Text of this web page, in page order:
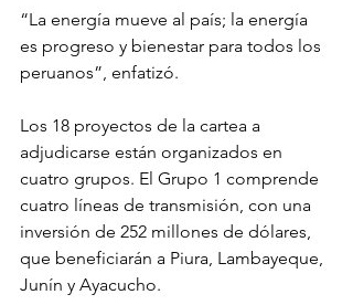
“La energía mueve al país; la energía
es progreso y bienestar para todos los
peruanos”, enfatizó.
Los 18 proyectos de la cartea a
adjudicarse están organizados en
cuatro grupos. El Grupo 1 comprende
cuatro líneas de transmisión, con una
inversión de 252 millones de dólares,
que beneficiarán a Piura, Lambayeque,
Junín y Ayacucho.